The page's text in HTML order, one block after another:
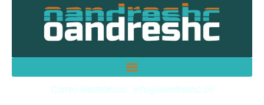
Correo electrónico: info@oandreshc.co